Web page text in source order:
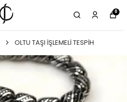
0
OLTU TAŞI İŞLEMELİ TESPİH